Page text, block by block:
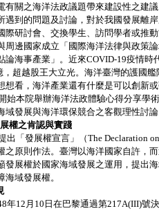
有關之海洋法政議題帶來建設性之建
遇到的問題及討論，對於我國發展離
際研討會、交換學生、訪問學者或推
周邊國家成立「國際海洋法律與政策
論海事產業」。近來COVID-19疫情
，超越股王大立光。海洋臺灣的護國
想看，海洋產業還有什麼是可以創新或
本院舉辦海洋法政體驗心得分享學
域發展與海洋環保競合之客觀理性討論
權之肯認與實踐
「發展權宣言」（The Declaration
之原則作法。臺灣以海洋國家自許，
發展權於國家海域發展之運用，提出
域發展權。
12月10日在巴黎通過第217A(III)號